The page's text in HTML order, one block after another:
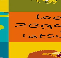
a reont
bihan ha bras da